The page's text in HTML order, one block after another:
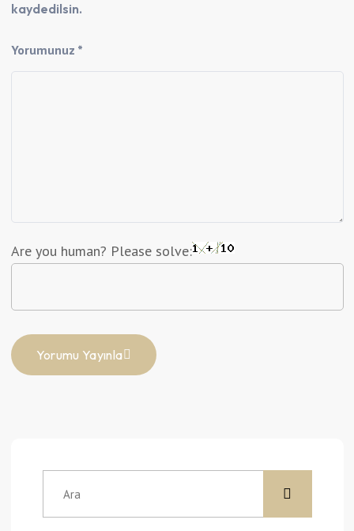
kaydedilsin.
Yorumunuz *
Are you human? Please solve:
Yorumu Yayınla